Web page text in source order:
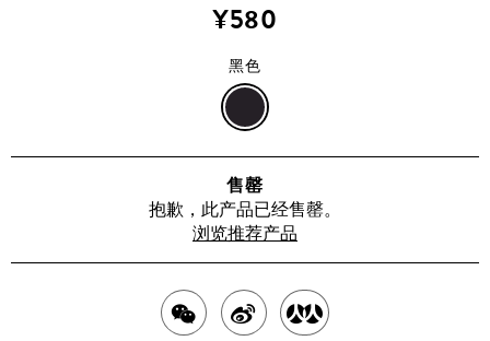
¥580
黑色
黑
色
售罄
抱歉，此产品已经售罄。
浏览推荐产品
分
分
分